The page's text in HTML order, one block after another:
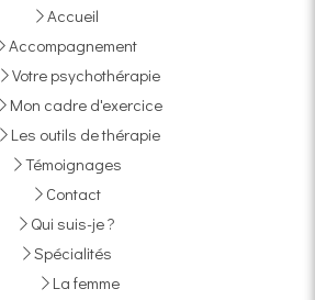
Accueil
Accompagnement
Votre psychothérapie
Mon cadre d'exercice
Les outils de thérapie
Témoignages
Contact
Qui suis-je ?
Spécialités
La femme